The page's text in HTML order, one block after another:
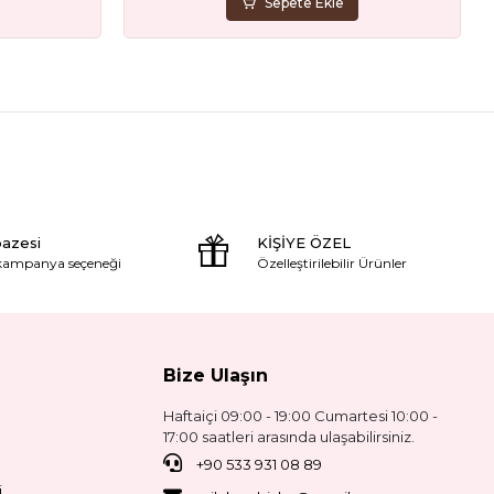
seçeneği
KİŞİYE ÖZEL
Özelleştirilebilir Ürünler
Bize Ulaşın
Haftaiçi 09:00 - 19:00 Cumartesi 10:00 -
17:00 saatleri arasında ulaşabilirsiniz.
+90 533 931 08 89